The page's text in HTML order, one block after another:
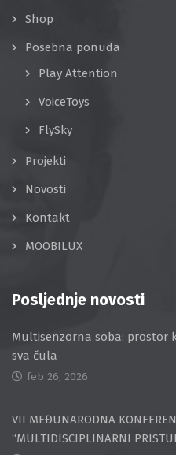
Shop
Posebna ponuda
Play Attention
VoiceToys
FlySky
Projekti
Novosti
Kontakt
MOOBILUX
Posljednje novosti
Multisenzorna soba: prostor
sva čula
feb 26, 2026
VII MEĐUNARODNA
“MULTIDISCIPLINARNI